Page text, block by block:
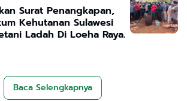
Surat Penangkapan,
Sulawesi
Ladah Di Loeha Raya.
Baca Selengkapnya